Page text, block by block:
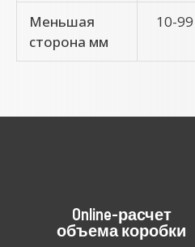
Меньшая
сторона мм
10-
Online-расчет
объема коробки